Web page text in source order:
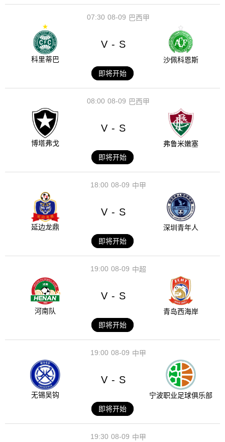
08-09
07:30 巴西甲
科里蒂巴
V - S
沙佩科恩斯
即将开始
08-09
08:00 巴西甲
博塔弗戈
V - S
弗鲁米嫩塞
即将开始
08-09
18:00 中甲
延边龙鼎
V - S
深圳青年人
即将开始
08-09
19:00 中超
河南队
V - S
青岛西海岸
即将开始
08-09
19:00 中甲
无锡吴钩
V - S
宁波职业足球俱乐部
即将开始
08-09
19:30 中甲